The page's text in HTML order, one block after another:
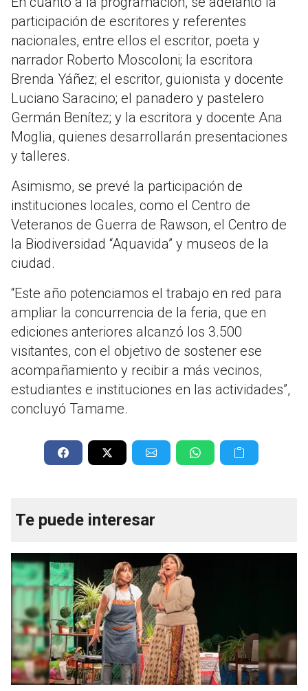
participación de escritores y referentes
nacionales, entre ellos el escritor, poeta y
narrador Roberto Moscoloni; la escritora
Brenda Yáñez; el escritor, guionista y docente
Luciano Saracino; el panadero y pastelero
Germán Benítez; y la escritora y docente Ana
Moglia, quienes desarrollarán presentaciones
y talleres.
Asimismo, se prevé la participación de
instituciones locales, como el Centro de
Veteranos de Guerra de Rawson, el Centro de
la Biodiversidad “Aquavida” y museos de la
ciudad.
“Este año potenciamos el trabajo en red para
ampliar la concurrencia de la feria, que en
ediciones anteriores alcanzó los 3.500
visitantes, con el objetivo de sostener ese
acompañamiento y recibir a más vecinos,
estudiantes e instituciones en las actividades”,
concluyó Tamame.
Te puede interesar